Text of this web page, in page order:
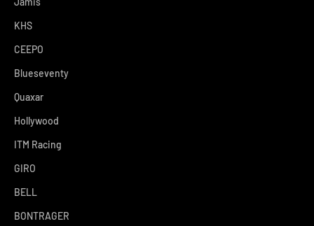
KHS
CEEPO
Blueseventy
Quaxar
Hollywood
ITM Racing
GIRO
BELL
BONTRAGER